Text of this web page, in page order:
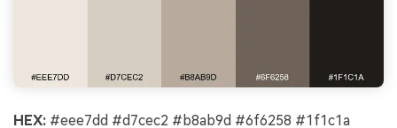
HEX: #eee7dd #d7cec2 #b8ab9d #6f6258 #1f1c1a